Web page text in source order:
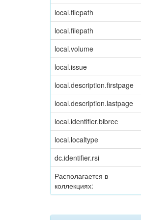
local.filepath
local.filepath
local.volume
local.issue
local.description.firstpage
local.description.lastpage
local.identifier.bibrec
local.localtype
dc.identifier.rsi
Располагается в
коллекциях: